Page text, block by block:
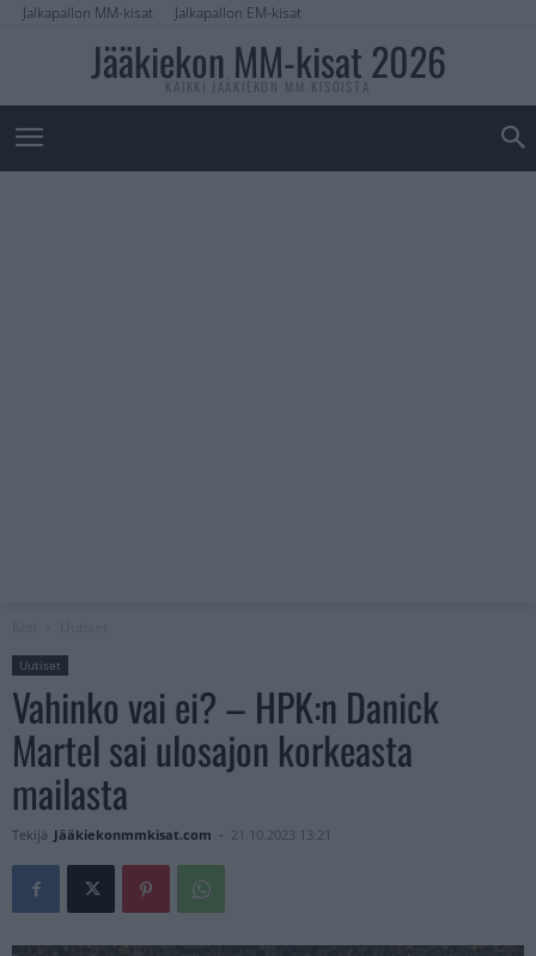
Jalkapallon MM-kisat Jalkapallon EM-kisat
Jääkiekon MM-kisat 2026
KAIKKI JÄÄKIEKON MM-KISOISTA
Uutiset
Vahinko vai ei? – HPK:n Danick
Martel sai ulosajon korkeasta
mailasta
Tekijä Jääkiekonmmkisat.com - 21.10.2023 13:21